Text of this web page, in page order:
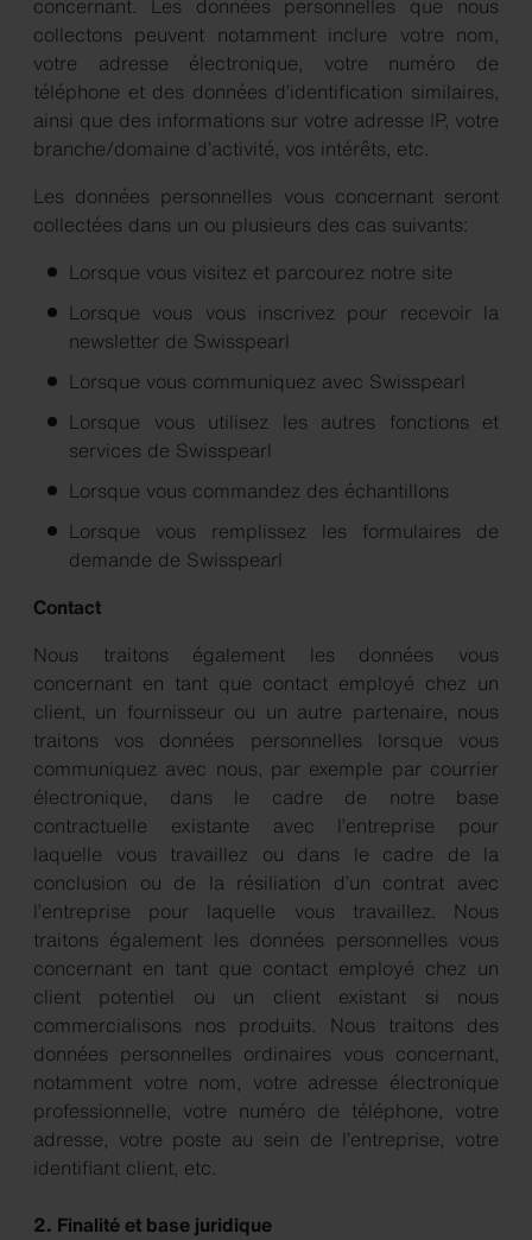
concernant. Les données personnelles que nous
collectons peuvent notamment inclure votre nom,
votre adresse électronique, votre numéro de
téléphone et des données d’identification similaires,
ainsi que des informations sur votre adresse IP, votre
branche/domaine d’activité, vos intérêts, etc.
Les données personnelles vous concernant seront
collectées dans un ou plusieurs des cas suivants:
Lorsque vous visitez et parcourez notre site
Lorsque vous vous inscrivez pour recevoir la
newsletter de Swisspearl
Lorsque vous communiquez avec Swisspearl
Lorsque vous utilisez les autres fonctions et
services de Swisspearl
Lorsque vous commandez des échantillons
Lorsque vous remplissez les formulaires de
demande de Swisspearl
Contact
Nous traitons également les données vous
concernant en tant que contact employé chez un
client, un fournisseur ou un autre partenaire, nous
traitons vos données personnelles lorsque vous
communiquez avec nous, par exemple par courrier
électronique, dans le cadre de notre base
contractuelle existante avec l’entreprise pour
laquelle vous travaillez ou dans le cadre de la
conclusion ou de la résiliation d’un contrat avec
l’entreprise pour laquelle vous travaillez. Nous
traitons également les données personnelles vous
concernant en tant que contact employé chez un
client potentiel ou un client existant si nous
commercialisons nos produits. Nous traitons des
données personnelles ordinaires vous concernant,
notamment votre nom, votre adresse électronique
professionnelle, votre numéro de téléphone, votre
adresse, votre poste au sein de l’entreprise, votre
identifiant client, etc.
2. Finalité et base juridique